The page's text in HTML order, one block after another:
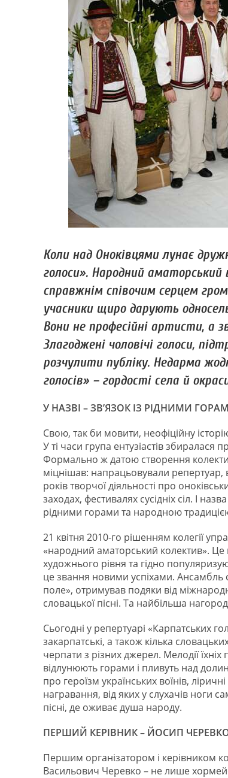
Коли над Оноківцями лунає
голоси». Народний
справжнім співочим серцем
учасники щиро дарують
Вони не професійні артисти, а
Злагоджені чоловічі голоси,
розчулити публіку. Недарма
голосів» – гордості села й
У НАЗВІ – ЗВ’ЯЗОК ІЗ РІДНИМИ
Свою, так би мовити, неофіційну
У ті часи група ентузіастів збиралася
Формально ж датою створення
міцнішав: напрацьовували репертуар,
років творчої діяльності про
заходах, фестивалях сусідніх сіл. І
рідними горами та народною
21 квітня 2010-го рішенням колегії
«народний аматорський колектив». Це
художнього рівня та гідно
це звання новими успіхами. Ансамбль
поле», отримував подяки від
словацької пісні. Та найбільша
Сьогодні у репертуарі «Карпатських
закарпатські, а також кілька
черпати з різних джерел. Мелодії
відлунюють горами і пливуть над
про героїзм українських воїнів,
награвання, від яких у слухачів ноги
пісні, де оживає душа народу.
ПЕРШИЙ КЕРІВНИК – ЙОСИП
Першим організатором і керівником
Васильович Черевко – не лише